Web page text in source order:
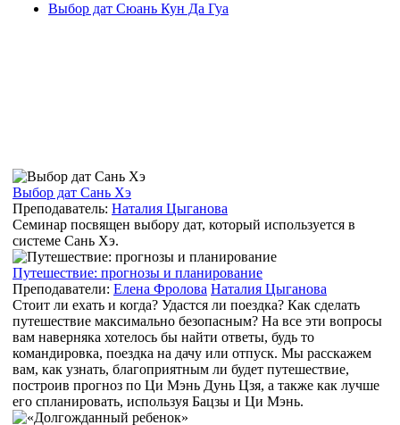
Выбор дат Сюань Кун Да Гуа
Выбор дат Сань Хэ
Преподаватель: Наталия Цыганова
Семинар посвящен выбору дат, который используется в
системе Сань Хэ.
Путешествие: прогнозы и планирование
Преподаватели: Елена Фролова Наталия Цыганова
Стоит ли ехать и когда? Удастся ли поездка? Как сделать
путешествие максимально безопасным? На все эти вопросы
вам наверняка хотелось бы найти ответы, будь то
командировка, поездка на дачу или отпуск. Мы расскажем
вам, как узнать, благоприятным ли будет путешествие,
построив прогноз по Ци Мэнь Дунь Цзя, а также как лучше
его спланировать, используя Бацзы и Ци Мэнь.